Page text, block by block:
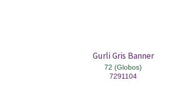
Gurli Gris Banner
72 (Globos)
7291104